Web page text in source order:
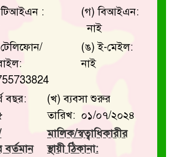
:
(গ) বিআইএন:
নাই
(ঙ) ই-মেইল:
নাই
বছর:
(খ) ব্যবসা শুরুর
তারিখ: ০১/০৭/২০২৪
বর্তমান
মালিক/স্বত্বাধিকারীর
স্থায়ী ঠিকানা: